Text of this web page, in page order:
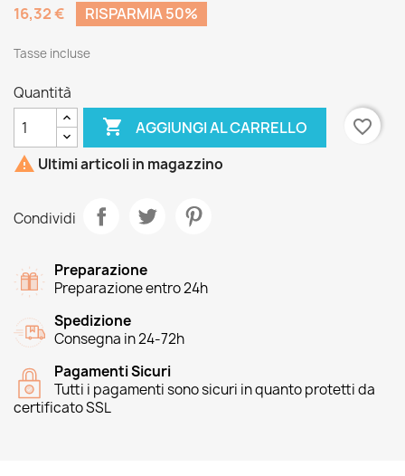
16,32 €
RISPARMIA 50%
Tasse incluse
Quantità
 AGGIUNGI AL CARRELLO
favorite_border
 Ultimi articoli in magazzino
Condividi
Preparazione
Preparazione entro 24h
Spedizione
Consegna in 24-72h
Pagamenti Sicuri
Tutti i pagamenti sono sicuri in quanto protetti da
certificato SSL